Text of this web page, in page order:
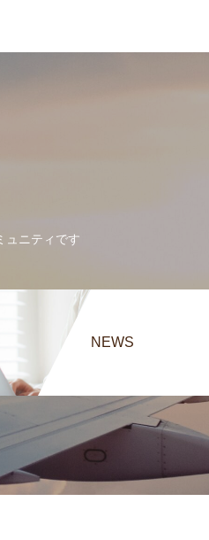
ュニティです
NEWS